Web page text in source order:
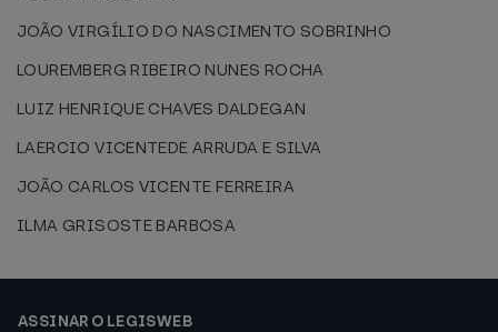
JOÃO VIRGÍLIO DO NASCIMENTO SOBRINHO
LOUREMBERG RIBEIRO NUNES ROCHA
LUIZ HENRIQUE CHAVES DALDEGAN
LAERCIO VICENTEDE ARRUDA E SILVA
JOÃO CARLOS VICENTE FERREIRA
ILMA GRISOSTE BARBOSA
ASSINAR O LEGISWEB